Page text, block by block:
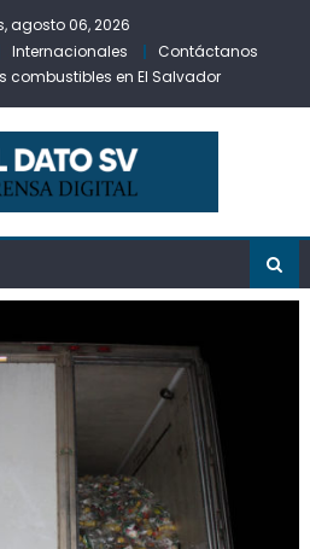
agosto 06, 2026
Internacionales
Contáctanos
combustibles en El Salvador